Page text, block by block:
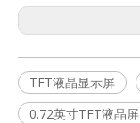
TFT液晶显示屏
0.72英寸TFT液晶屏